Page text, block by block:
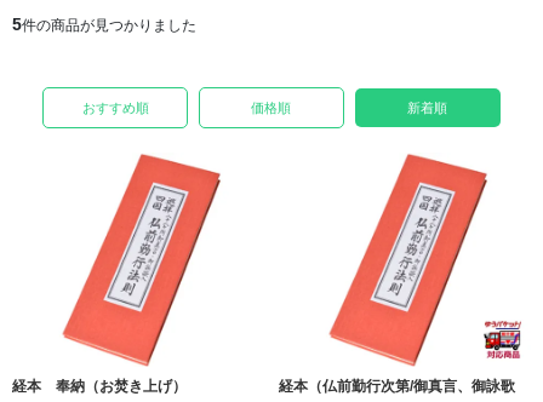
5件の商品が見つかりました
おすすめ順 価格順 新着順
経本 奉納（お焚き上げ）
経本（仏前勤行次第/御真言、御詠歌